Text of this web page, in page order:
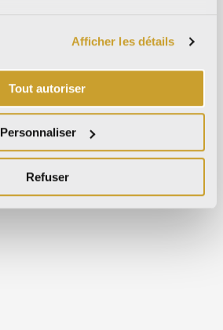
Afficher les détails
Tout autoriser
Personnaliser
Refuser